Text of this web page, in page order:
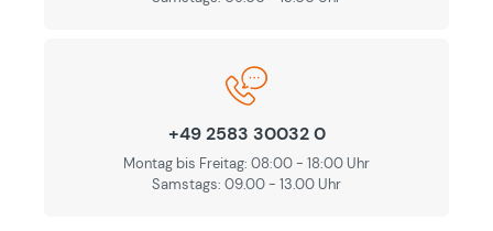
+49 2583 30032 0
Montag bis Freitag: 08:00 - 18:00 Uhr
Samstags: 09.00 - 13.00 Uhr